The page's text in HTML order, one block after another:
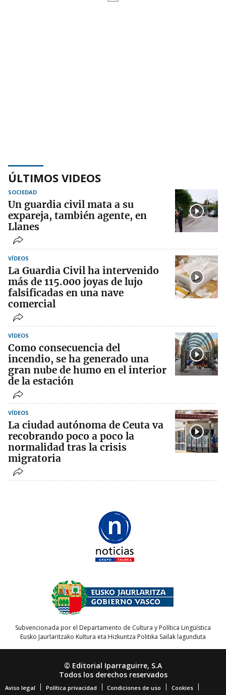
ÚLTIMOS VIDEOS
SOCIEDAD
Un guardia civil mata a su
expareja, también agente, en
Llanes
VÍDEOS
La Guardia Civil ha intervenido
más de 115.000 joyas de lujo
falsificadas en una nave
comercial
VÍDEOS
Como consecuencia del
incendio, se ha generado una
gran nube de humo en el interior
de la estación
VÍDEOS
La ciudad autónoma de Ceuta va
recobrando poco a poco la
normalidad tras la crisis
migratoria
Subvencionada por el Departamento de Cultura y Política Lingüística
Eusko Jaurlaritzako Kultura eta Hizkuntza Politika Sailak lagunduta
© Editorial Iparraguirre, S.A
Todos los derechos reservados
Aviso legal Política privacidad Condiciones de uso Cookies